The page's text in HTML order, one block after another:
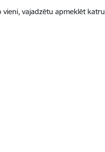
vieni, vajadzētu apmeklēt katru